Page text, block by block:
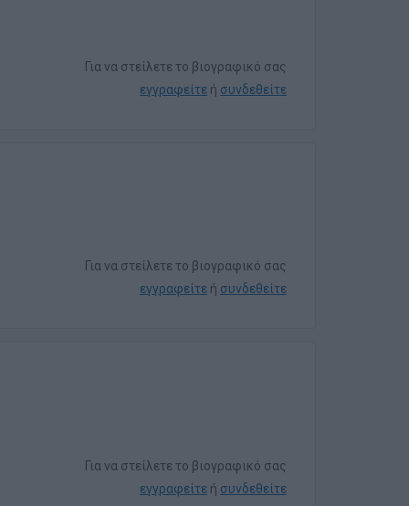
Για να στείλετε το βιογραφικό σας
εγγραφείτε ή συνδεθείτε
Για να στείλετε το βιογραφικό σας
εγγραφείτε ή συνδεθείτε
Για να στείλετε το βιογραφικό σας
εγγραφείτε ή συνδεθείτε